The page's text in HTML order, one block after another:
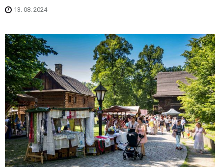
13. 08. 2024